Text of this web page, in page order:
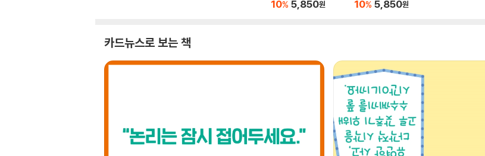
10% 5,850원 10% 5,850원
카드뉴스로 보는 책